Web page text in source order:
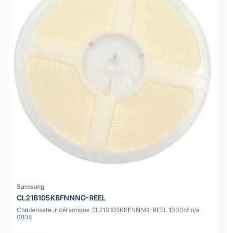
Samsung
CL21B105KBFNNNG-REEL
Condensateur céramique CL21B105KBFNNNG-REEL 1000nf n/a
0805